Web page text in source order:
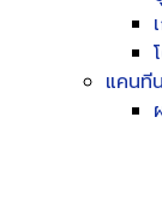
แคนที